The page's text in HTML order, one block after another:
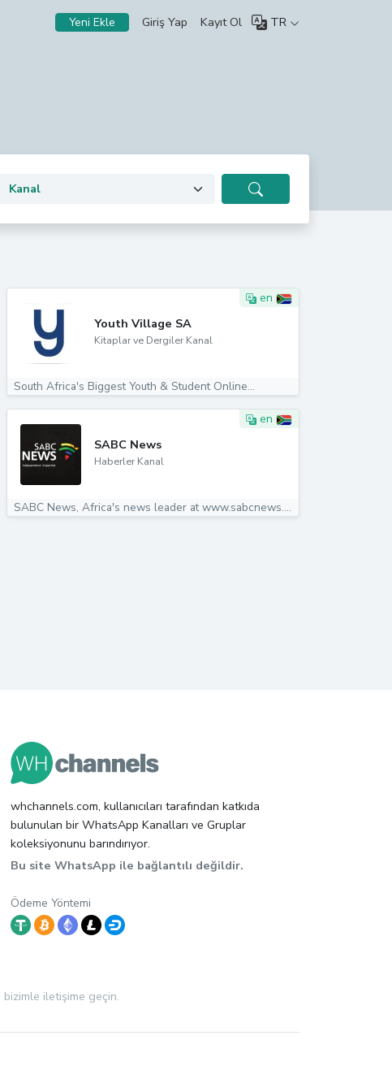
Yeni Ekle Giriş Yap Kayıt Ol TR
en
Youth Village SA
Kitaplar ve Dergiler Kanal
South Africa's Biggest Youth & Student Online...
en
SABC News
Haberler Kanal
SABC News, Africa's news leader at www.sabcnews.com...
whchannels.com, kullanıcıları tarafından katkıda
bulunulan bir WhatsApp Kanalları ve Gruplar
koleksiyonunu barındırıyor.
Bu site WhatsApp ile bağlantılı değildir.
Ödeme Yöntemi
iletişime geçin.